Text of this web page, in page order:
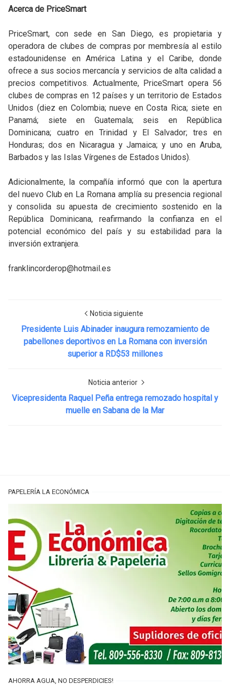
Acerca de PriceSmart
PriceSmart, con sede en San Diego, es propietaria y
operadora de clubes de compras por membresía al estilo
estadounidense en América Latina y el Caribe, donde
ofrece a sus socios mercancía y servicios de alta calidad a
precios competitivos. Actualmente, PriceSmart opera 56
clubes de compras en 12 países y un territorio de Estados
Unidos (diez en Colombia; nueve en Costa Rica; siete en
Panamá; siete en Guatemala; seis en República
Dominicana; cuatro en Trinidad y El Salvador; tres en
Honduras; dos en Nicaragua y Jamaica; y uno en Aruba,
Barbados y las Islas Vírgenes de Estados Unidos).
Adicionalmente, la compañía informó que con la apertura
del nuevo Club en La Romana amplía su presencia regional
y consolida su apuesta de crecimiento sostenido en la
República Dominicana, reafirmando la confianza en el
potencial económico del país y su estabilidad para la
inversión extranjera.
franklincorderop@hotmail.es
Noticia siguiente
Presidente Luis Abinader inaugura remozamiento de
pabellones deportivos en La Romana con inversión
superior a RD$53 millones
Noticia anterior
Vicepresidenta Raquel Peña entrega remozado hospital y
muelle en Sabana de la Mar
PAPELERÍA LA ECONÓMICA
AHORRA AGUA, NO DESPERDICIES!